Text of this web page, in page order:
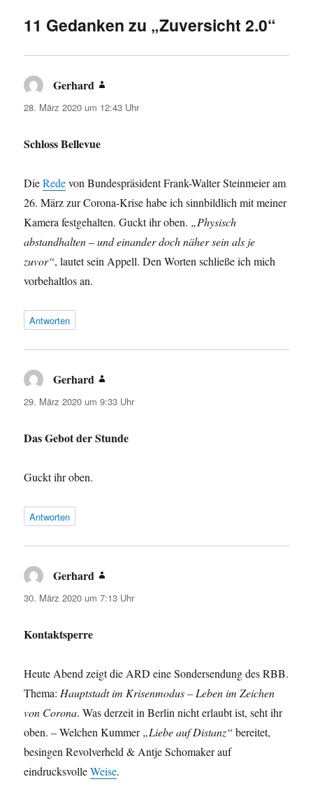
11 Gedanken zu „Zuversicht 2.0“
Gerhard
28. März 2020 um 12:43 Uhr
Schloss Bellevue
DieRedevon Bundespräsident Frank-Walter Steinmeier am
26. März zur Corona-Krise habe ich sinnbildlich mit meiner
Kamera festgehalten. Guckt ihr oben. „Physisch
abstandhalten – und einander doch näher sein als je
zuvor“, lautet sein Appell. Den Worten schließe ich mich
vorbehaltlos an.
Antworten
Gerhard
29. März 2020 um 9:33 Uhr
Das Gebot der Stunde
Guckt ihr oben.
Antworten
Gerhard
30. März 2020 um 7:13 Uhr
Kontaktsperre
Heute Abend zeigt die ARD eine Sondersendung des RBB.
Thema: Hauptstadt im Krisenmodus – Leben im Zeichen
von Corona. Was derzeit in Berlin nicht erlaubt ist, seht ihr
oben. – Welchen Kummer„Liebe auf Distanz“ bereitet,
besingen Revolverheld & Antje Schomaker auf
eindrucksvolleWeise.